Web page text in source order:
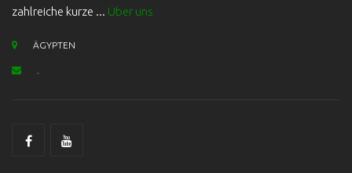
zahlreiche kurze ... Über uns
ÄGYPTEN